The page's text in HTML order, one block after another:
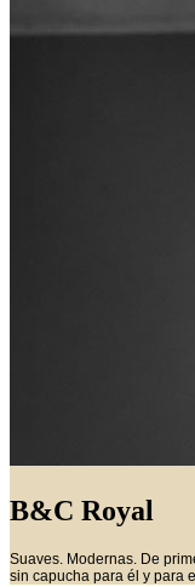
B&C Royal
Suaves. Modernas. De
sin capucha para él y para